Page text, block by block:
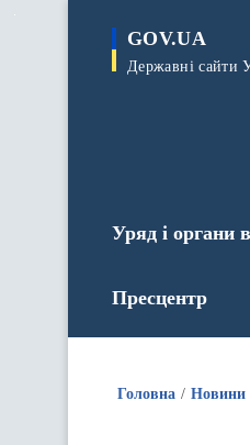
GOV.UA
Державні сайти
Уряд і органи
Пресцентр
Головна Новини